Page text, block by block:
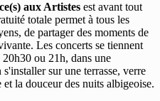
aux Artistes est avant tout
totale permet à tous les
de partager des moments de
Les concerts se tiennent
ou 21h, dans une
sur une terrasse, verre
la douceur des nuits albigeoise.